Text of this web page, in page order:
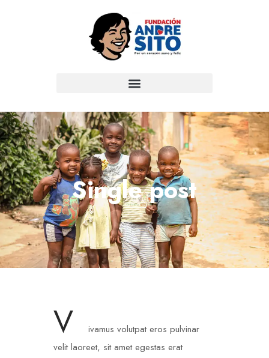
Single post
V
ivamus volutpat eros pulvinar
velit laoreet, sit amet egestas erat